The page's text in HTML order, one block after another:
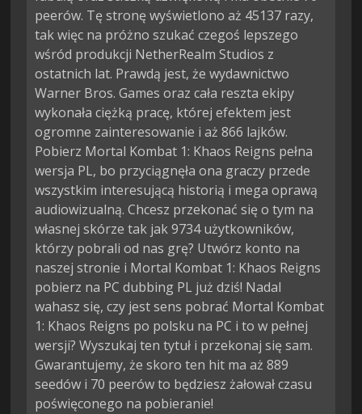
peerów. Tę stronę wyświetlono aż 45137 razy,
tak więc na próżno szukać czegoś lepszego
wśród produkcji NetherRealm Studios z
ostatnich lat. Prawdą jest, że wydawnictwo
Warner Bros. Games oraz cała reszta ekipy
wykonała ciężką pracę, której efektem jest
ogromne zainteresowanie i aż 866 lajków.
Pobierz Mortal Kombat 1: Khaos Reigns pełna
wersja PL, bo przyciągnęła ona graczy przede
wszystkim interesującą historią i mega oprawą
audiowizualną. Chcesz przekonać się o tym na
własnej skórze tak jak 9734 użytkowników,
którzy pobrali od nas grę? Utwórz konto na
naszej stronie i Mortal Kombat 1: Khaos Reigns
pobierz na PC dubbing PL już dziś! Nadal
wahasz się, czy jest sens pobrać Mortal Kombat
1: Khaos Reigns po polsku na PC i to w pełnej
wersji? Wyszukaj ten tytuł i przekonaj się sam.
Gwarantujemy, że skoro ten hit ma aż 889
seedów i 70 peerów to będziesz żałował czasu
poświęconego na pobieranie!